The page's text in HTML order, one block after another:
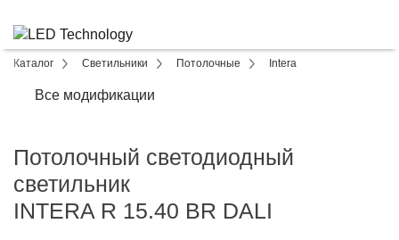
Каталог Светильники Потолочные Intera
Все модификации
Потолочный светодиодный
светильник
INTERA R 15.40 BR DALI